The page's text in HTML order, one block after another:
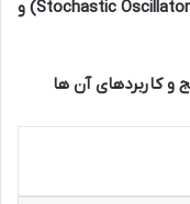
و
و کاربردهای آن ها